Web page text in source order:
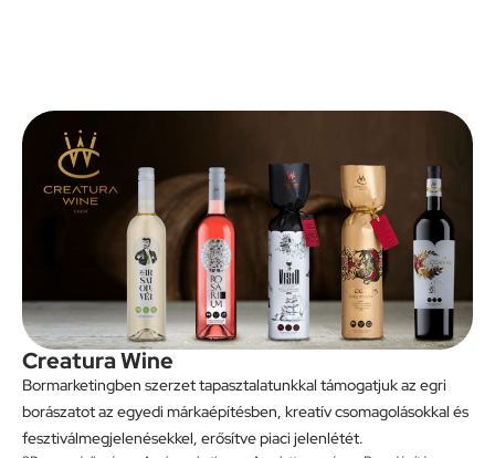
Creatura Wine
Bormarketingben szerzet tapasztalatunkkal támogatjuk az egri
borászatot az egyedi márkaépítésben, kreatív csomagolásokkal és
fesztiválmegjelenésekkel, erősítve piaci jelenlétét.